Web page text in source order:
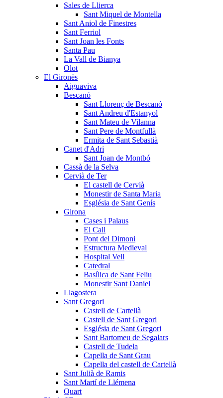
Sales de Llierca
Sant Miquel de Montella
Sant Aniol de Finestres
Sant Ferriol
Sant Joan les Fonts
Santa Pau
La Vall de Bianya
Olot
El Gironès
Aiguaviva
Bescanó
Sant Llorenç de Bescanó
Sant Andreu d'Estanyol
Sant Mateu de Vilanna
Sant Pere de Montfullà
Ermita de Sant Sebastià
Canet d'Adri
Sant Joan de Montbó
Cassà de la Selva
Cervià de Ter
El castell de Cervià
Monestir de Santa Maria
Església de Sant Genís
Girona
Cases i Palaus
El Call
Pont del Dimoni
Estructura Medieval
Hospital Vell
Catedral
Basílica de Sant Feliu
Monestir Sant Daniel
Llagostera
Sant Gregori
Castell de Cartellà
Castell de Sant Gregori
Església de Sant Gregori
Sant Bartomeu de Segalars
Castell de Tudela
Capella de Sant Grau
Capella del castell de Cartellà
Sant Julià de Ramis
Sant Martí de Llémena
Quart